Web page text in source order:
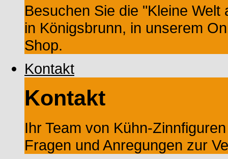
Besuchen Sie die "Kleine
in Königsbrunn, in unserem
Shop.
Kontakt
Kontakt
Ihr Team von Kühn-
Fragen und Anregungen zur